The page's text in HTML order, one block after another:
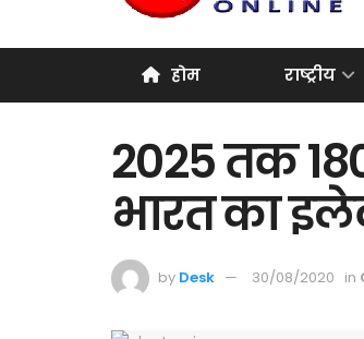
होम राष्ट्रीय
2025 तक
भारत का
by Desk 30/08/2020 in